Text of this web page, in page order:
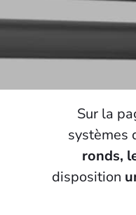
Sur la
systèmes
ronds,
disposition